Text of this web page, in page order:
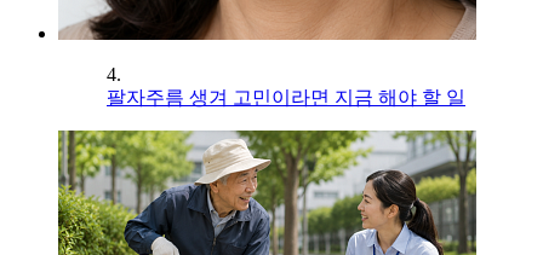
4.
팔자주름 생겨 고민이라면 지금 해야 할 일